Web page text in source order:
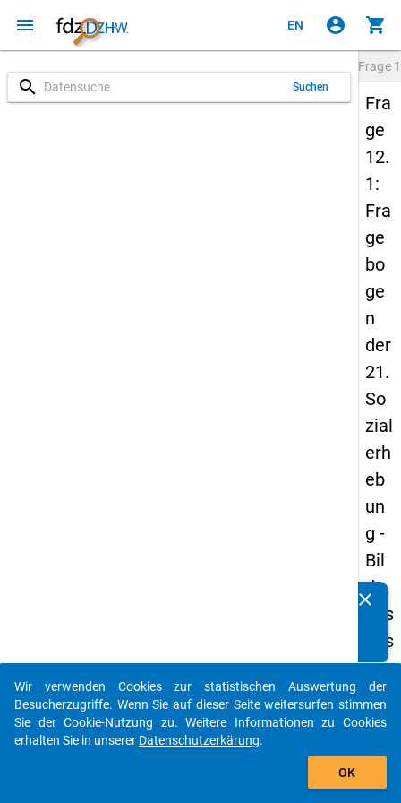
menu EN account_circle shopping_cart
search Suchen
Frage
Fra
ge
12.
1:
Fra
ge
bo
ge
n
der
21.
So
zial
erh
eb
un
g -
Bil
du
ngs
aus
län
der
(in
clear
auto_stories
add_shopping_cart
Wir verwenden Cookies zur statistischen Auswertung der
Besucherzugriffe. Wenn Sie auf dieser Seite weitersurfen stimmen
Sie der Cookie-Nutzung zu. Weitere Informationen zu Cookies
erhalten Sie in unserer Datenschutzerkärung.
OK